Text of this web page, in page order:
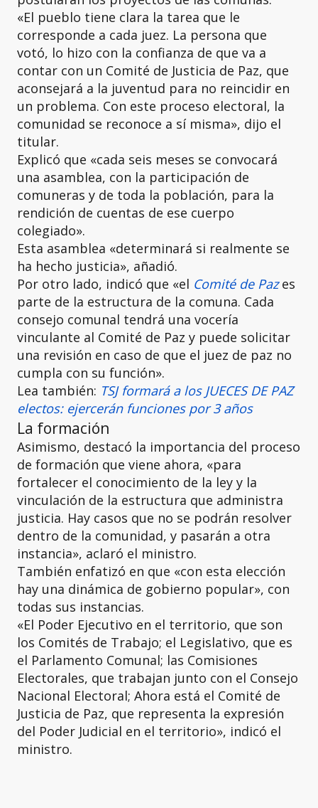
«El pueblo tiene clara la tarea que le
corresponde a cada juez. La persona que
votó, lo hizo con la confianza de que va a
contar con un Comité de Justicia de Paz, que
aconsejará a la juventud para no reincidir en
un problema. Con este proceso electoral, la
comunidad se reconoce a sí misma», dijo el
titular.
Explicó que «cada seis meses se convocará
una asamblea, con la participación de
comuneras y de toda la población, para la
rendición de cuentas de ese cuerpo
colegiado».
Esta asamblea «determinará si realmente se
ha hecho justicia», añadió.
Por otro lado, indicó que «el Comité de Pazes
parte de la estructura de la comuna. Cada
consejo comunal tendrá una vocería
vinculante al Comité de Paz y puede solicitar
una revisión en caso de que el juez de paz no
cumpla con su función».
Lea también: TSJ formará a los JUECES DE PAZ
electos: ejercerán funciones por 3 años
La formación
Asimismo, destacó la importancia del proceso
de formación que viene ahora, «para
fortalecer el conocimiento de la ley y la
vinculación de la estructura que administra
justicia. Hay casos que no se podrán resolver
dentro de la comunidad, y pasarán a otra
instancia», aclaró el ministro.
También enfatizó en que «con esta elección
hay una dinámica de gobierno popular», con
todas sus instancias.
«El Poder Ejecutivo en el territorio, que son
los Comités de Trabajo; el Legislativo, que es
el Parlamento Comunal; las Comisiones
Electorales, que trabajan junto con el Consejo
Nacional Electoral; Ahora está el Comité de
Justicia de Paz, que representa la expresión
del Poder Judicial en el territorio», indicó el
ministro.